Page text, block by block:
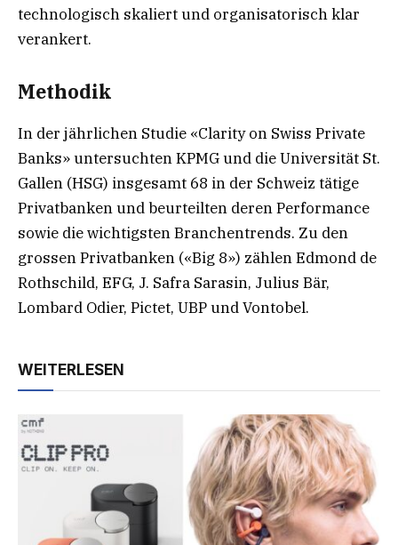
technologisch skaliert und organisatorisch klar
verankert.
Methodik
In der jährlichen Studie «Clarity on Swiss Private
Banks» untersuchten KPMG und die Universität St.
Gallen (HSG) insgesamt 68 in der Schweiz tätige
Privatbanken und beurteilten deren Performance
sowie die wichtigsten Branchentrends. Zu den
grossen Privatbanken («Big 8») zählen Edmond de
Rothschild, EFG, J. Safra Sarasin, Julius Bär,
Lombard Odier, Pictet, UBP und Vontobel.
WEITERLESEN